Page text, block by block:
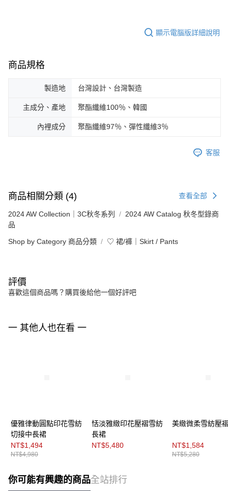
顯示電腦版詳細說明
商品規格
製造地 台灣設計、台灣製造
主成分、產地 聚酯纖維100％、韓國
內裡成分 聚酯纖維97％、彈性纖維3％
客服
商品相關分類 (4) 查看全部
2024 AW Collection｜3C秋冬系列
2024 AW Catalog 秋冬型錄商
品
Shop by Category 商品分類 ♡ 裙/褲｜Skirt / Pants
評價
喜歡這個商品嗎？購買後給他一個好評吧
一 其他人也在看 一
優雅律動圓點印花雪紡
切接中長裙
NT$1,494
NT$4,980
恬淡雅緻印花壓褶雪紡
長裙
NT$5,480
美緻微柔雪紡壓
NT$1,584
NT$5,280
你可能有興趣的商品全站排行